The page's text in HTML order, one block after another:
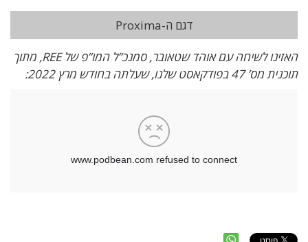
דגם ה-Proxima
האזינו לשיחה עם אוהד שטאובר, סמנכ”ל המו”פ של REE, מתוך
תוכנית מס’ 47 בפודקאסט שלנו, שעלתה בחודש מרץ 2022: